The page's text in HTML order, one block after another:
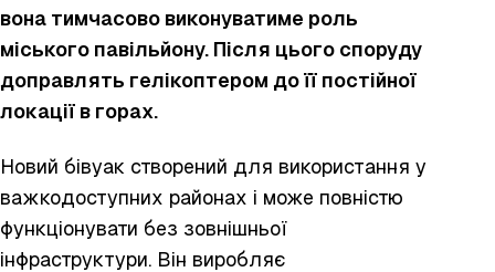
вона тимчасово виконуватиме роль
міського павільйону. Після цього споруду
доправлять гелікоптером до її постійної
локації в горах.
Новий бівуак створений для використання у
важкодоступних районах і може повністю
функціонувати без зовнішньої
інфраструктури. Він виробляє